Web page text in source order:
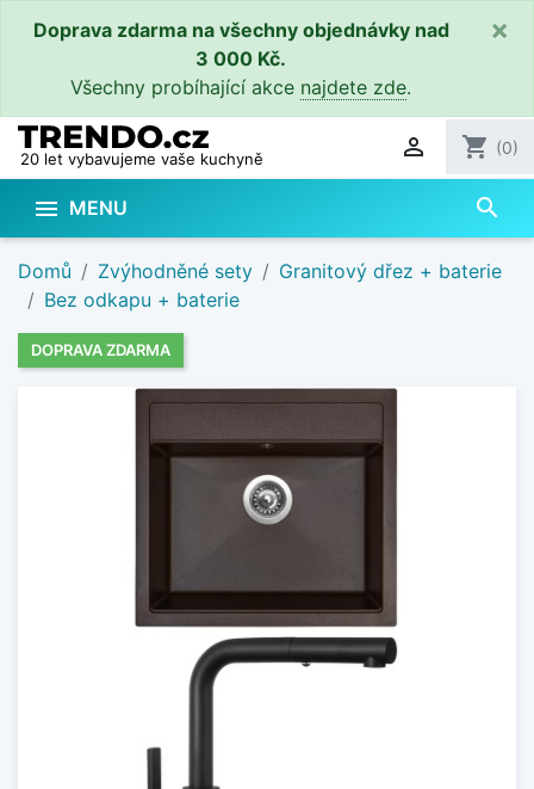
Doprava zdarma na všechny objednávky nad
3 000 Kč.
Všechny probíhající akce najdete zde.
×
20 let vybavujeme vaše kuchyně  shopping_cart (0)
 MENU search
Domů Zvýhodněné sety
Granitový dřez + baterie
Bez odkapu + baterie
DOPRAVA ZDARMA